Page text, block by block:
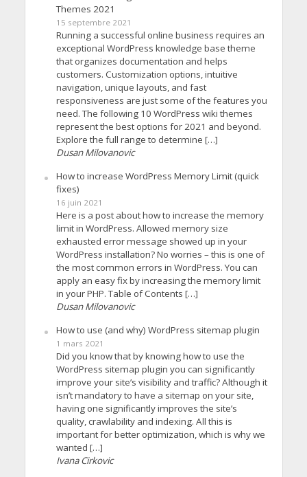
Themes 2021
15 septembre 2021
Running a successful online business requires an
exceptional WordPress knowledge base theme
that organizes documentation and helps
customers. Customization options, intuitive
navigation, unique layouts, and fast
responsiveness are just some of the features you
need. The following 10 WordPress wiki themes
represent the best options for 2021 and beyond.
Explore the full range to determine […]
Dusan Milovanovic
How to increase WordPress Memory Limit (quick
fixes)
16 juin 2021
Here is a post about how to increase the memory
limit in WordPress. Allowed memory size
exhausted error message showed up in your
WordPress installation? No worries – this is one of
the most common errors in WordPress. You can
apply an easy fix by increasing the memory limit
in your PHP. Table of Contents […]
Dusan Milovanovic
How to use (and why) WordPress sitemap plugin
1 mars 2021
Did you know that by knowing how to use the
WordPress sitemap plugin you can significantly
improve your site’s visibility and traffic? Although it
isn’t mandatory to have a sitemap on your site,
having one significantly improves the site’s
quality, crawlability and indexing. All this is
important for better optimization, which is why we
wanted […]
Ivana Cirkovic